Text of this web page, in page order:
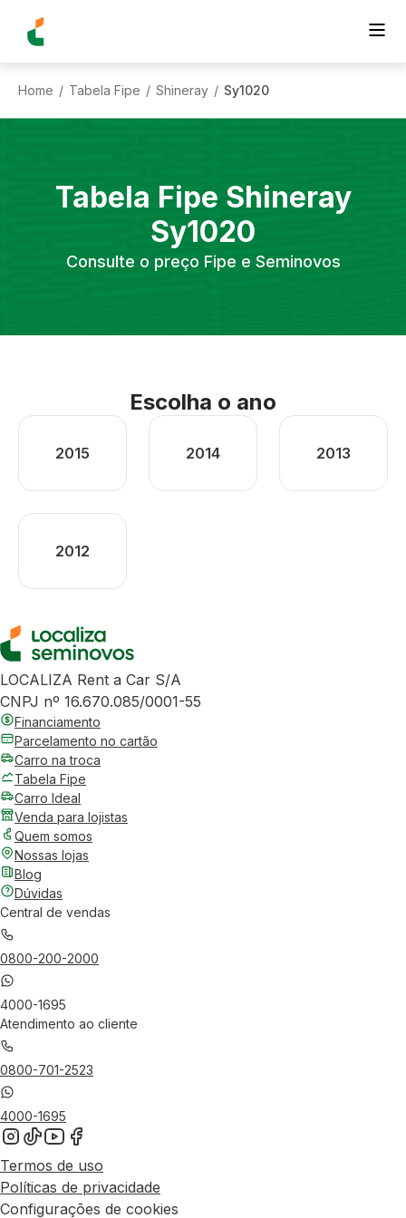
Home / Tabela Fipe / Shineray / Sy1020
Tabela Fipe Shineray
Sy1020
Consulte o preço Fipe e Seminovos
Escolha o ano
2015 2014 2013
2012
LOCALIZA Rent a Car S/A
CNPJ nº 16.670.085/0001-55
Financiamento
Parcelamento no cartão
Carro na troca
Tabela Fipe
Carro Ideal
Venda para lojistas
Quem somos
Nossas lojas
Blog
Dúvidas
Central de vendas
0800-200-2000
4000-1695
Atendimento ao cliente
0800-701-2523
4000-1695
Termos de uso
Políticas de privacidade
Configurações de cookies